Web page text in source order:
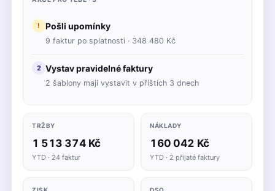
! Pošli upomínky
9 faktur po splatnosti · 348 480 Kč
2 Vystav pravidelné faktury
2 šablony mají vystavit v příštích 3 dnech
TRŽBY
1 513 374 Kč
YTD · 24 faktur
NÁKLADY
160 042 Kč
YTD · 2 přijaté faktury